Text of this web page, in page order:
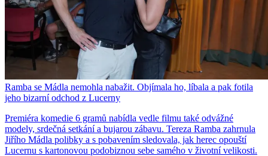
Ramba se Mádla nemohla nabažit. Objímala ho, líbala a pak fotila
jeho bizarní odchod z Lucerny
Premiéra komedie 6 gramů nabídla vedle filmu také odvážné
modely, srdečná setkání a bujarou zábavu. Tereza Ramba zahrnula
Jiřího Mádla polibky a s pobavením sledovala, jak herec opouští
Lucernu s kartonovou podobiznou sebe samého v životní velikosti.